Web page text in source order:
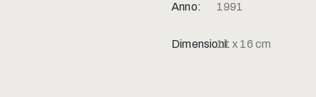
Anno: 1991
Dimensioni:11 x 16 cm